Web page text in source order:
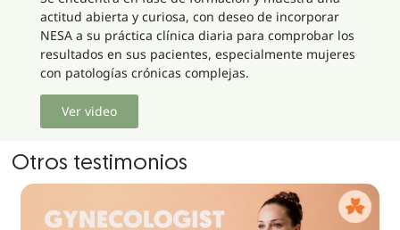
actitud abierta y curiosa, con deseo de incorporar
NESA a su práctica clínica diaria para comprobar los
resultados en sus pacientes, especialmente mujeres
con patologías crónicas complejas.
Ver video
Otros testimonios